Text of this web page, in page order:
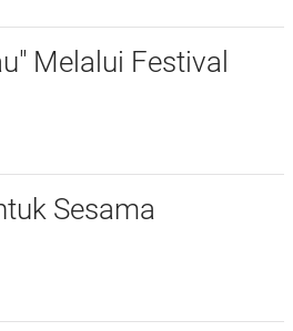
Melalui Festival
Sesama